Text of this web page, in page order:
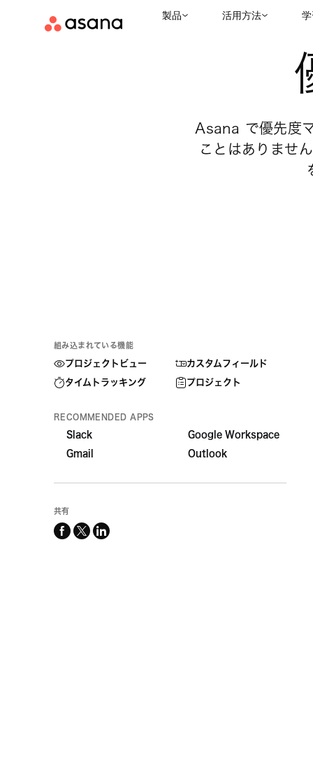
製品 活用方法
Asana で優先度
ことはありませ
組み込まれている機能
プロジェクトビュー カスタムフィールド
タイムトラッキング プロジェクト
RECOMMENDED APPS
Slack Google Workspace
Gmail Outlook
共有
facebook
x-
linkedin